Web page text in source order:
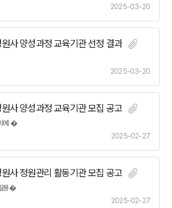
2025-03-20
사 양성과정 교육기관 선정 결과
2025-03-20
사 양성과정 교육기관 모집 공고
에 �
2025-02-27
사 정원관리 활동기관 모집 공고
용�
2025-02-27